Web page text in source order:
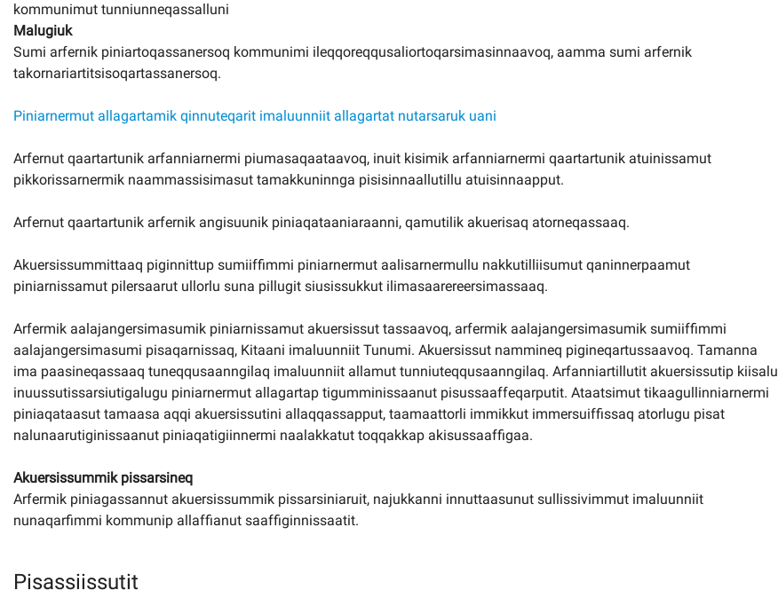
kommunimut tunniunneqassalluni
Malugiuk
Sumi arfernik piniartoqassanersoq kommunimi ileqqoreqqusaliortoqarsimasinnaavoq, aamma sumi arfernik
takornariartitsisoqartassanersoq.
Piniarnermut allagartamik qinnuteqarit imaluunniit allagartat nutarsaruk uani
Arfernut qaartartunik arfanniarnermi piumasaqaataavoq, inuit kisimik arfanniarnermi qaartartunik atuinissamut
pikkorissarnermik naammassisimasut tamakkuninnga pisisinnaallutillu atuisinnaapput.
Arfernut qaartartunik arfernik angisuunik piniaqataaniaraanni, qamutilik akuerisaq atorneqassaaq.
Akuersissummittaaq piginnittup sumiiffimmi piniarnermut aalisarnermullu nakkutilliisumut qaninnerpaamut
piniarnissamut pilersaarut ullorlu suna pillugit siusissukkut ilimasaarereersimassaaq.
Arfermik aalajangersimasumik piniarnissamut akuersissut tassaavoq, arfermik aalajangersimasumik sumiiffimmi
aalajangersimasumi pisaqarnissaq, Kitaani imaluunniit Tunumi. Akuersissut nammineq pigineqartussaavoq. Tamanna
ima paasineqassaaq tuneqqusaanngilaq imaluunniit allamut tunniuteqqusaanngilaq. Arfanniartillutit akuersissutip kiisalu
inuussutissarsiutigalugu piniarnermut allagartap tigumminissaanut pisussaaffeqarputit. Ataatsimut tikaagullinniarnermi
piniaqataasut tamaasa aqqi akuersissutini allaqqassapput, taamaattorli immikkut immersuiffissaq atorlugu pisat
nalunaarutiginissaanut piniaqatigiinnermi naalakkatut toqqakkap akisussaaffigaa.
Akuersissummik pissarsineq
Arfermik piniagassannut akuersissummik pissarsiniaruit, najukkanni innuttaasunut sullissivimmut imaluunniit
nunaqarfimmi kommunip allaffianut saaffiginnissaatit.
Pisassiissutit